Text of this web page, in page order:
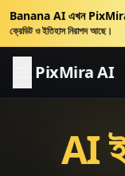
Banana AI এখন
ক্রেডিট ও ইতিহাস নিরাপদ আছে।
PixMira AI
AI